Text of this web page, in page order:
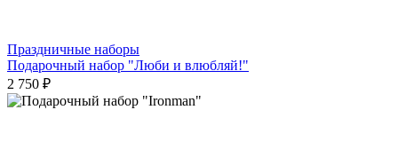
Праздничные наборы
Подарочный набор "Люби и влюбляй!"
2 750 ₽